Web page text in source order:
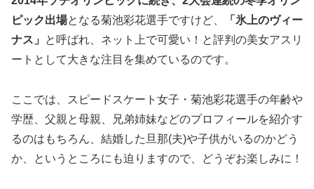
ピック出場となる菊池彩花選手ですけど、
「氷上のヴィー
ナス」
と呼ばれ、ネット上で可愛い！と評判の美女アスリ
ートとして大きな注目を集めているのです。
ここでは、スピードスケート女子・菊池彩花選手の年齢や
学歴、父親と母親、兄弟姉妹などのプロフィールを紹介す
るのはもちろん、結婚した旦那(夫)や子供がいるのかどう
か、というところにも迫りますので、どうぞお楽しみに！